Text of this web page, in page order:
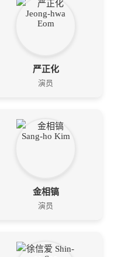
严正化
演员
金相镐
演员